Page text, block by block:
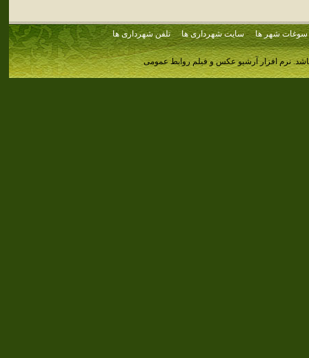
سوغات شهر ها سایت شهرداری ها تلفن شهرداری ها
نرم افزار آرشیو عکس و فیلم روابط عمومی